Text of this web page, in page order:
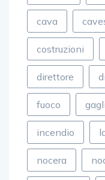
cava
costruzioni
direttore
fuoco
incendio
nocera